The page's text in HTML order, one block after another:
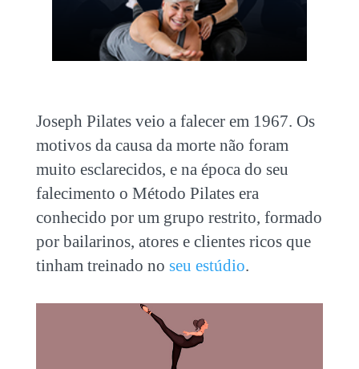
Joseph Pilates veio a falecer em 1967. Os
motivos da causa da morte não foram
muito esclarecidos, e na época do seu
falecimento o Método Pilates era
conhecido por um grupo restrito, formado
por bailarinos, atores e clientes ricos que
tinham treinado no seu estúdio.